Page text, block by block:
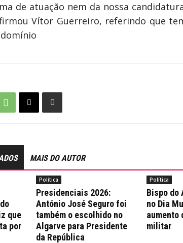
de atuação nem da nossa
Vítor Guerreiro, referindo que
MAIS DO AUTOR
que
por
Política
Presidenciais 2026:
António José Seguro foi
também o escolhido no
Algarve para Presidente
da República
Política
Bispo do
no Dia
aumento
militar